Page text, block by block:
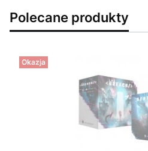
Polecane produkty
Okazja